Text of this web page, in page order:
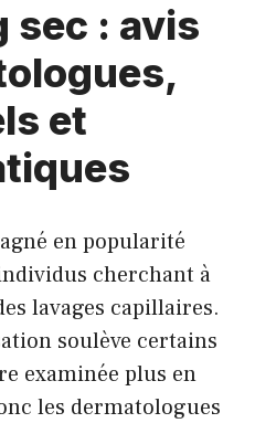
sec : avis
et
en popularité
cherchant à
lavages capillaires.
soulève certains
examinée plus en
les dermatologues